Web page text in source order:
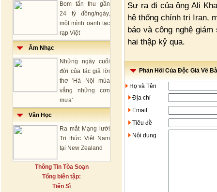
Bom tấn thu gần
24 tỷ đồng/ngày,
một mình oanh tạc
rạp Việt
Âm Nhạc
Những ngày cuối
đời của tác giả lời
thơ 'Hà Nội mùa
vắng những cơn
mưa'
Văn Học
Ra mắt Mạng lưới
Tri thức Việt Nam
tại New Zealand
Thông Tin Tòa Soạn
Tổng biên tập:
Tiến Sĩ
Sự ra đi của ông Ali
hệ thống chính trị Iran,
báo và công nghệ
hai thập kỷ qua.
Phản Hồi Của Độc Giả Về
Họ và Tên
Địa chỉ
Email
Tiêu đề
Nội dung